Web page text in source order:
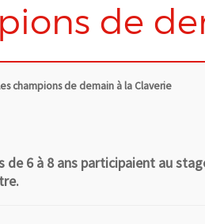
de
champions de demain à la Claverie
6 à 8 ans participaient au